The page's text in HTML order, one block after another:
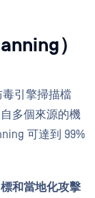
）
引擎掃描檔
多個來源的機
可達到 99%
和當地化攻擊